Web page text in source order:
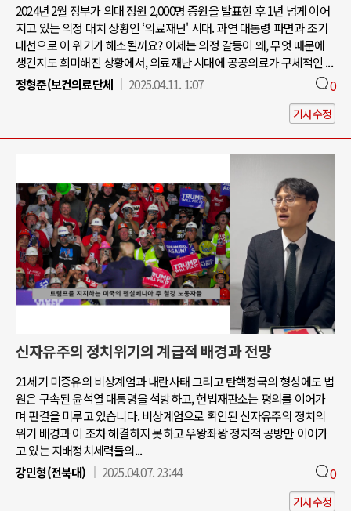
2024년 2월 정부가 의대 정원 2,000명 증원을 발표힌 후 1년 넘게 이어
지고 있는 의정 대치 상황인 ‘의료재난' 시대. 과연 대통령 파면과 조기
대선으로 이 위기가 해소될까요? 이제는 의정 갈등이 왜, 무엇 때문에
생긴지도 희미해진 상황에서, 의료재난 시대에 공공의료가 구체적인 ...
정형준(보건의료단체
2025.04.11. 1:07 0
기사수정
신자유주의 정치위기의 계급적 배경과 전망
21세기 미증유의 비상계엄과 내란사태 그리고 탄핵정국의 형성에도 법
원은 구속된 윤석열 대통령을 석방하고, 헌법재판소는 평의를 이어가
며 판결을 미루고 있습니다. 비상계엄으로 확인된 신자유주의 정치의
위기 배경과 이 조차 해결하지 못하고 우왕좌왕 정치적 공방만 이어가
고 있는 지배정치세력들의...
강민형(전북대)
2025.04.07. 23:44 0
기사수정